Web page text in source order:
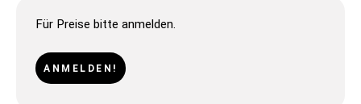
Für Preise bitte anmelden.
ANMELDEN!